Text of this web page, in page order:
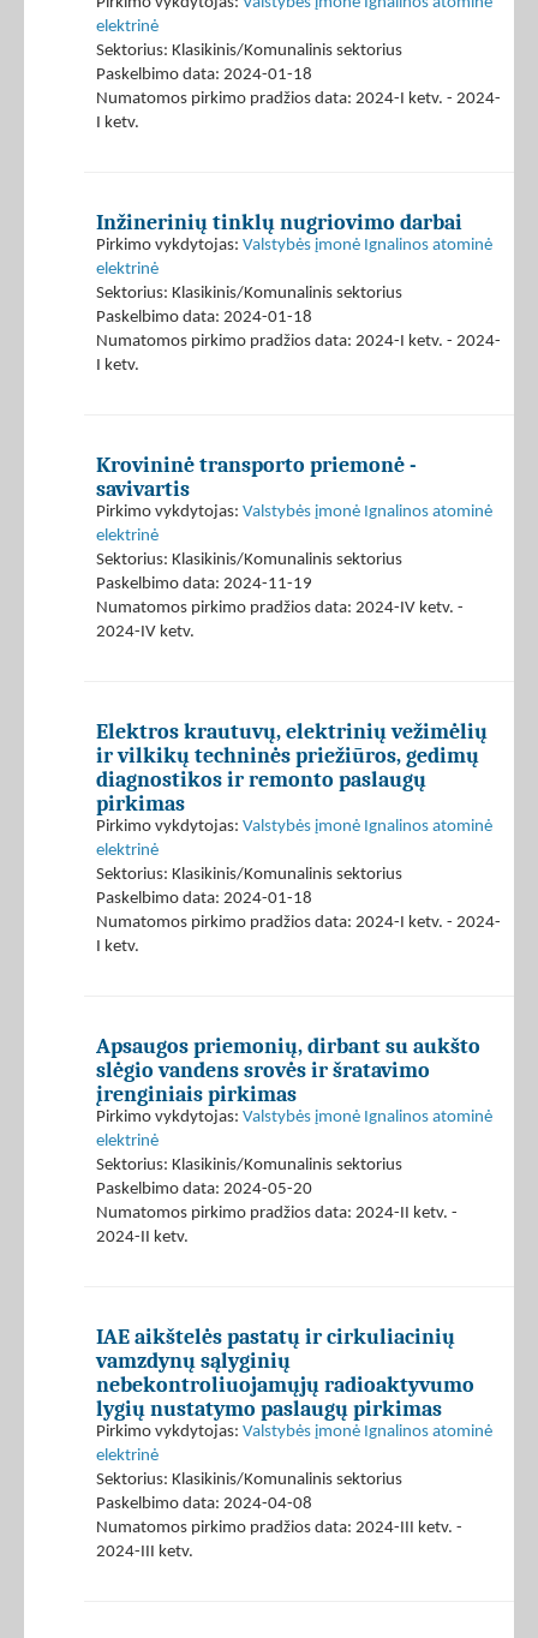
elektrinė
Sektorius: Klasikinis/Komunalinis sektorius
Paskelbimo data: 2024-01-18
Numatomos pirkimo pradžios data: 2024-I ketv. - 2024-
I ketv.
Inžinerinių tinklų nugriovimo darbai
Pirkimo vykdytojas: Valstybės įmonė Ignalinos atominė
elektrinė
Sektorius: Klasikinis/Komunalinis sektorius
Paskelbimo data: 2024-01-18
Numatomos pirkimo pradžios data: 2024-I ketv. - 2024-
I ketv.
Krovininė transporto priemonė -
savivartis
Pirkimo vykdytojas: Valstybės įmonė Ignalinos atominė
elektrinė
Sektorius: Klasikinis/Komunalinis sektorius
Paskelbimo data: 2024-11-19
Numatomos pirkimo pradžios data: 2024-IV ketv. -
2024-IV ketv.
Elektros krautuvų, elektrinių vežimėlių
ir vilkikų techninės priežiūros, gedimų
diagnostikos ir remonto paslaugų
pirkimas
Pirkimo vykdytojas: Valstybės įmonė Ignalinos atominė
elektrinė
Sektorius: Klasikinis/Komunalinis sektorius
Paskelbimo data: 2024-01-18
Numatomos pirkimo pradžios data: 2024-I ketv. - 2024-
I ketv.
Apsaugos priemonių, dirbant su aukšto
slėgio vandens srovės ir šratavimo
įrenginiais pirkimas
Pirkimo vykdytojas: Valstybės įmonė Ignalinos atominė
elektrinė
Sektorius: Klasikinis/Komunalinis sektorius
Paskelbimo data: 2024-05-20
Numatomos pirkimo pradžios data: 2024-II ketv. -
2024-II ketv.
IAE aikštelės pastatų ir cirkuliacinių
vamzdynų sąlyginių
nebekontroliuojamųjų radioaktyvumo
lygių nustatymo paslaugų pirkimas
Pirkimo vykdytojas: Valstybės įmonė Ignalinos atominė
elektrinė
Sektorius: Klasikinis/Komunalinis sektorius
Paskelbimo data: 2024-04-08
Numatomos pirkimo pradžios data: 2024-III ketv. -
2024-III ketv.